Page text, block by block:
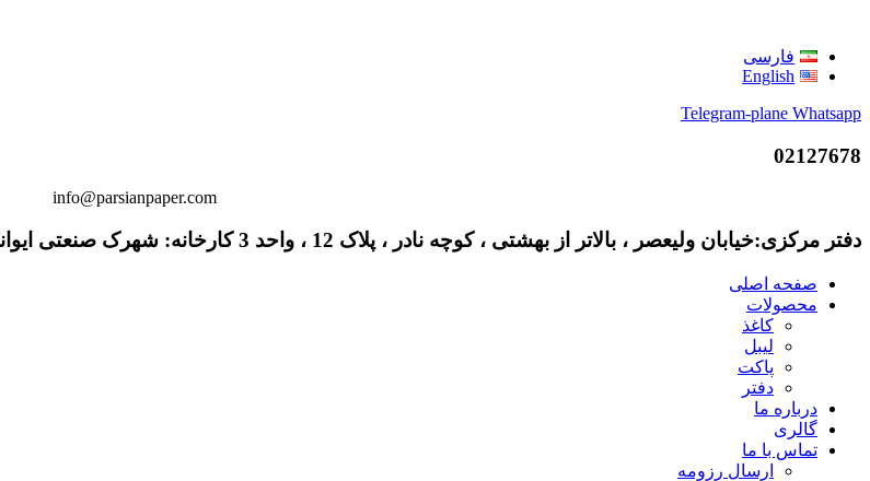
فارسی
English
Telegram-plane Whatsapp
02127678
info@parsianpaper.com
دفتر مرکزی:خیابان ولیعصر ، بالاتر از بهشتی ، کوچه نادر ، پلاک 12 ، واحد 3 کارخانه: شهرک صنعتی ایوانکی
صفحه اصلی
محصولات
کاغذ
لیبل
پاکت
دفتر
درباره ما
گالری
تماس با ما
ارسال رزومه